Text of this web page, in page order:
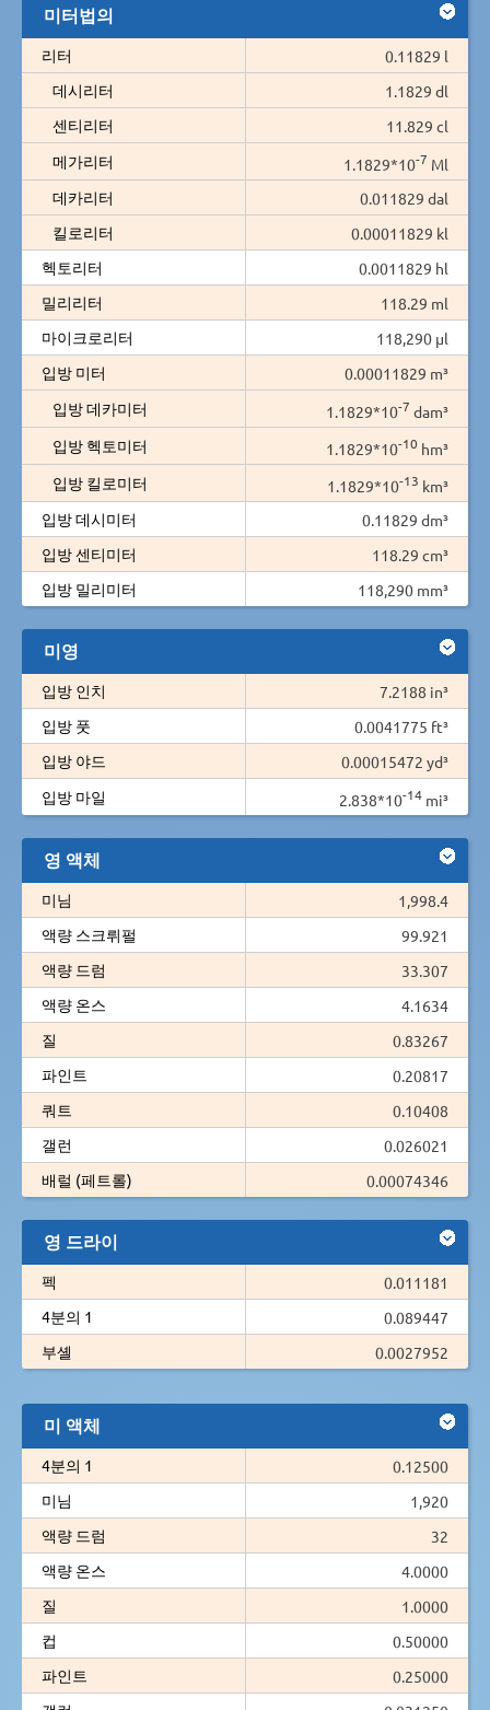
미터법의
리터
0.11829 l
데시리터
1.1829 dl
센티리터
11.829 cl
메가리터
1.1829*10-7 Ml
데카리터
0.011829 dal
킬로리터
0.00011829 kl
헥토리터
0.0011829 hl
밀리리터
118.29 ml
마이크로리터
118,290 µl
입방 미터
0.00011829 m³
입방 데카미터
1.1829*10-7 dam³
입방 헥토미터
1.1829*10-10 hm³
입방 킬로미터
1.1829*10-13 km³
입방 데시미터
0.11829 dm³
입방 센티미터
118.29 cm³
입방 밀리미터
118,290 mm³
미영
입방 인치
7.2188 in³
입방 풋
0.0041775 ft³
입방 야드
0.00015472 yd³
입방 마일
2.838*10-14 mi³
영 액체
미님
1,998.4
액량 스크뤼펄
99.921
액량 드럼
33.307
액량 온스
4.1634
질
0.83267
파인트
0.20817
쿼트
0.10408
갤런
0.026021
배럴 (페트롤)
0.00074346
영 드라이
펙
0.011181
4분의 1
0.089447
부셸
0.0027952
미 액체
4분의 1
0.12500
미님
1,920
액량 드럼
32
액량 온스
4.0000
질
1.0000
컵
0.50000
파인트
0.25000